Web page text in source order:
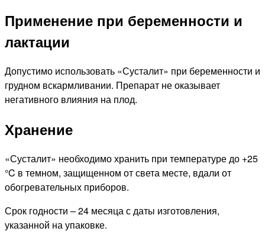
Применение при беременности и
лактации
Допустимо использовать «Сусталит» при беременности и
грудном вскармливании. Препарат не оказывает
негативного влияния на плод.
Хранение
«Сусталит» необходимо хранить при температуре до +25
°C в темном, защищенном от света месте, вдали от
обогревательных приборов.
Срок годности – 24 месяца с даты изготовления,
указанной на упаковке.